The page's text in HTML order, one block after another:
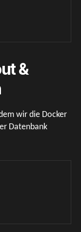
&
wir die Docker
Datenbank